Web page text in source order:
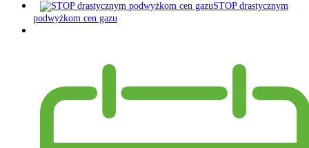
STOP drastycznym
podwyżkom cen gazu